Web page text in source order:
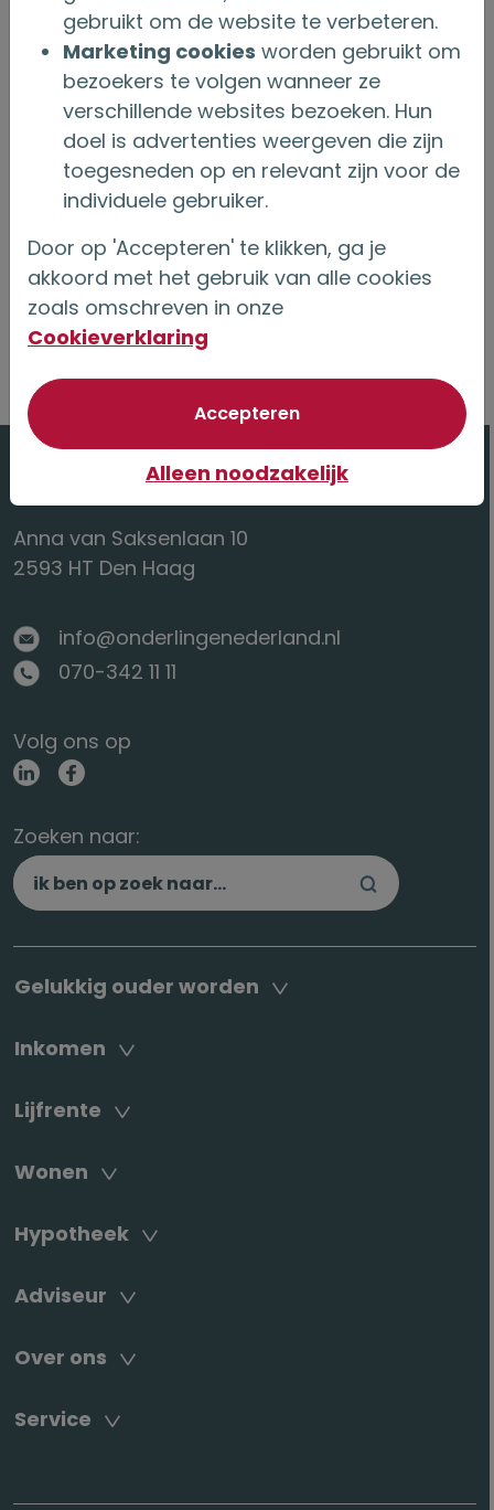
130-jarig bestaan. Daarmee onderstreept de
organisatie haar rijke historie en de kracht van
het onderlinge gedachtegoed. Met het einde
van De Onderlinge van 1719 is Onderlinge ’s-
Gravenhage de oudste onderlinge
levensverzekeringsmaatschappij van
Anna van Saksenlaan 10
2593 HT Den Haag
info@onderlingenederland.nl
070-342 11 11
Volg ons op
Zoeken naar:
Gelukkig ouder worden
Inkomen
Lijfrente
Wonen
Hypotheek
Adviseur
Over ons
Service
gebruikt om de website te verbeteren.
Marketing cookies worden gebruikt om
bezoekers te volgen wanneer ze
verschillende websites bezoeken. Hun
doel is advertenties weergeven die zijn
toegesneden op en relevant zijn voor de
individuele gebruiker.
Door op 'Accepteren' te klikken, ga je
akkoord met het gebruik van alle cookies
zoals omschreven in onze
Cookieverklaring
Accepterenvan optionele
Alleen noodzakelijk